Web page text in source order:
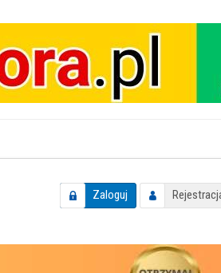
Zaloguj